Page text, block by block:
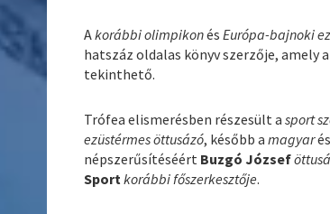
Akorábbi olimpikonésEurópa-bajnoki
hatszáz oldalas könyv szerzője, amely
tekinthető.
Trófea elismerésben részesült asport
ezüstérmes öttusázó, később amagyar
népszerűsítéséért Buzgó József
Sportkorábbi főszerkesztője.